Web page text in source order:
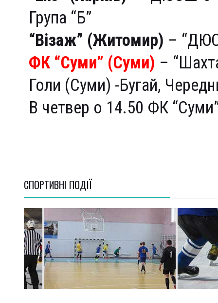
Група “Б”
“Візаж” (Житомир) –
ФК “Суми” (Суми) –
Голи (Суми) -Бугай,
В четвер о 14.50 ФК
СПОРТИВНI ПОДІЇ